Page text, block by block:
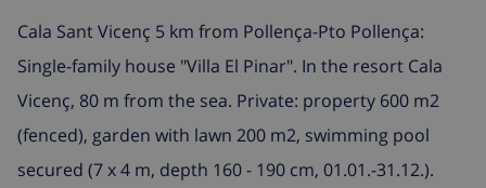
Cala Sant Vicenç 5 km from Pollença-Pto Pollença:
Single-family house "Villa El Pinar". In the resort Cala
Vicenç, 80 m from the sea. Private: property 600 m2
(fenced), garden with lawn 200 m2, swimming pool
secured (7 x 4 m, depth 160 - 190 cm, 01.01.-31.12.).